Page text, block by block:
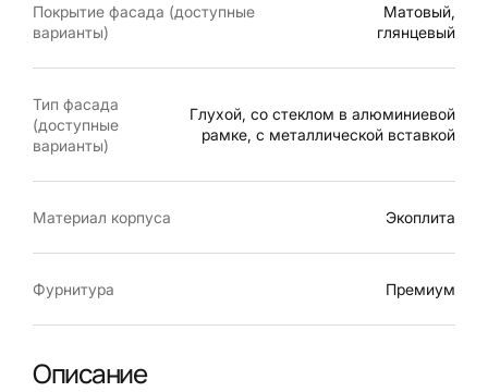
Покрытие фасада (доступные
варианты)
Матовый,
глянцевый
Тип фасада
(доступные
варианты)
Глухой, со стеклом в алюминиевой
рамке, с металлической вставкой
Материал корпуса Экоплита
Фурнитура Премиум
Описание